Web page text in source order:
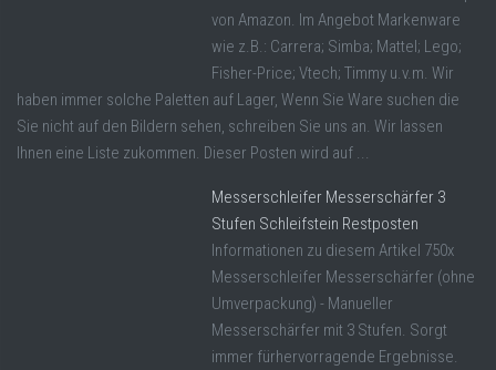
von Amazon. Im Angebot Markenware
wie z.B.: Carrera; Simba; Mattel; Lego;
Fisher-Price; Vtech; Timmy u.v.m. Wir
haben immer solche Paletten auf Lager, Wenn Sie Ware suchen die
Sie nicht auf den Bildern sehen, schreiben Sie uns an. Wir lassen
Ihnen eine Liste zukommen. Dieser Posten wird auf ...
Messerschleifer Messerschärfer 3
Stufen Schleifstein Restposten
Informationen zu diesem Artikel 750x
Messerschleifer Messerschärfer (ohne
Umverpackung) - Manueller
Messerschärfer mit 3 Stufen. Sorgt
immer fürhervorragende Ergebnisse.